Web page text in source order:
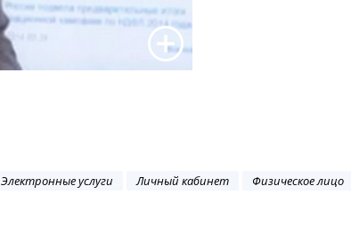
Электронные услуги Личный кабинет
Физическое лицо